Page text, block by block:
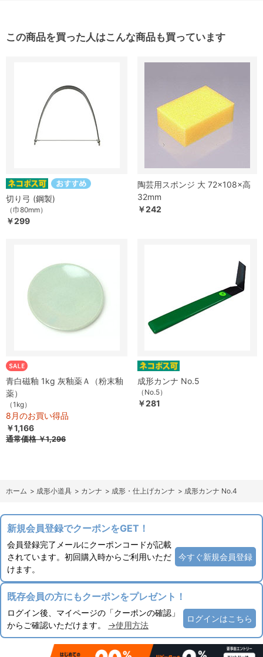
この商品を買った人はこんな商品も買っています
切り弓 (鋼製)
（巾80mm）
￥299
陶芸用スポンジ 大 72×108×高
32mm
￥242
青白磁釉 1kg 灰釉薬Ａ（粉末釉
薬）
（1kg）
8月のお買い得品
￥1,166
通常価格￥1,296
成形カンナ No.5
（No.5）
￥281
ホーム > 成形小道具 > カンナ > 成形・仕上げカンナ > 成形カンナ No.4
新規会員登録でクーポンをGET！
会員登録完了メールにクーポンコードが記載
されています。初回購入時からご利用いただ
けます。
今すぐ新規会員登録
既存会員の方にもクーポンをプレゼント！
ログイン後、マイページの「クーポンの確認」
からご確認いただけます。 →使用方法
ログインはこちら